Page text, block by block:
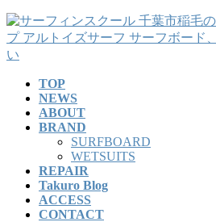
コ
ン
テ
ナ
ビ
ゲ
TOP
NEWS
ABOUT
BRAND
SURFBOARD
WETSUITS
REPAIR
Takuro Blog
ACCESS
CONTACT